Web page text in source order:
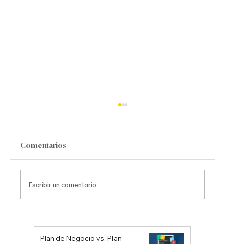
Comentarios
Escribir un comentario...
Plan de Negocio vs. Plan